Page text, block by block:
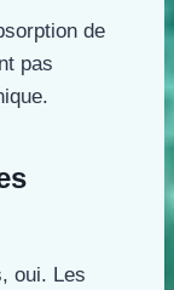
de
pas
oui. Les